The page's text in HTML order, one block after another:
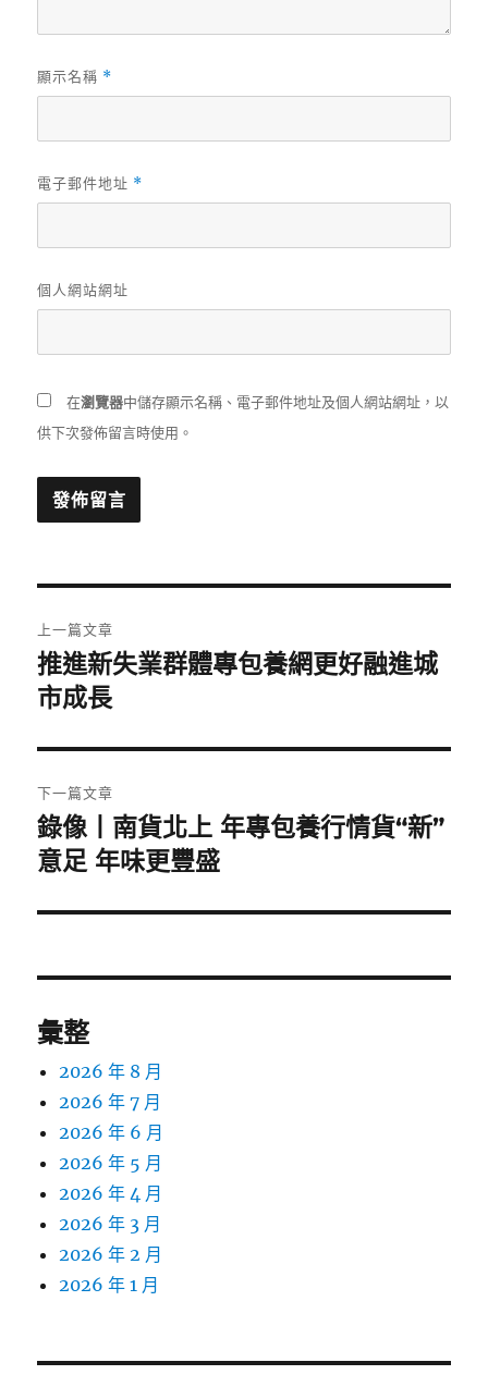
顯示名稱 *
電子郵件地址 *
個人網站網址
在瀏覽器中儲存顯示名稱、電子郵件地址及個人網站網址，以
供下次發佈留言時使用。
章
導
覽
上一篇文章
上
一
文
章:
推進新失業群體專包養網更好融進城
市成長
下一篇文章
下
一
文
錄像丨南貨北上 年專包養行情貨“新”
意足 年味更豐盛
彙整
2026 年 8 月
2026 年 7 月
2026 年 6 月
2026 年 5 月
2026 年 4 月
2026 年 3 月
2026 年 2 月
2026 年 1 月